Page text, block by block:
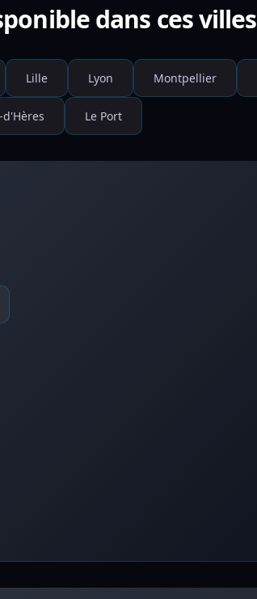
dans ces villes
Lille Lyon Montpellier
Le Port